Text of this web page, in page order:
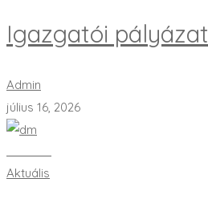
Igazgatói pályázat
Admin
július 16, 2026
Aktuális